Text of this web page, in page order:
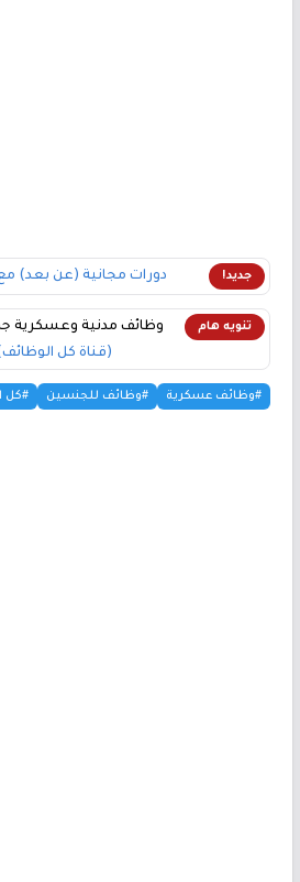
جديد! دورات مجانية (عن بعد)
تنويه هام
وظائف مدنية وعسكرية
(قناة كل
#وظائف عسكرية #وظائف للجنسين #كل